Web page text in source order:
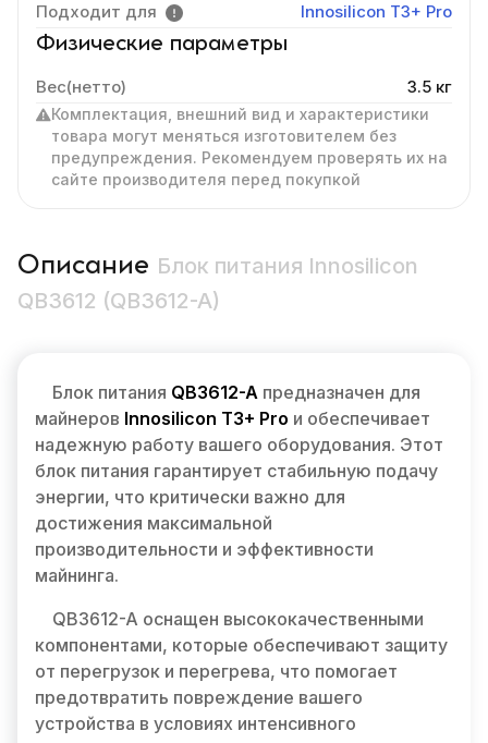
Подходит для Innosilicon T3+ Pro
Физические параметры
Вес(нетто) 3.5 кг
Комплектация, внешний вид и характеристики
товара могут меняться изготовителем без
предупреждения. Рекомендуем проверять их на
сайте производителя перед покупкой
Описание Блок питания Innosilicon
QB3612 (QB3612-A)
Блок питания QB3612-A предназначен для
майнеров Innosilicon T3+ Pro и обеспечивает
надежную работу вашего оборудования. Этот
блок питания гарантирует стабильную подачу
энергии, что критически важно для
достижения максимальной
производительности и эффективности
майнинга.
QB3612-A оснащен высококачественными
компонентами, которые обеспечивают защиту
от перегрузок и перегрева, что помогает
предотвратить повреждение вашего
устройства в условиях интенсивного